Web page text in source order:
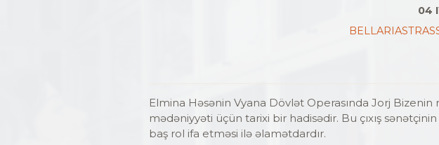
04
Elmina Həsənin Vyana Dövlət Operasında Jorj
mədəniyyəti üçün tarixi bir hadisədir. Bu çıxış
baş rol ifa etməsi ilə əlamətdardır.